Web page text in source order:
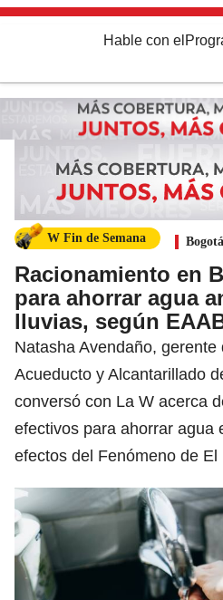
Hable con el
W Fin de Semana Bogotá
Racionamiento en
para ahorrar agua
lluvias, según
Natasha Avendaño,
Acueducto y Alcantarillado
conversó con La W acerca
efectivos para ahorrar agua
efectos del Fenómeno de El